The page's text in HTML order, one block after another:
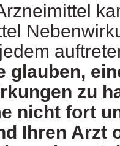
glauben,
zu
nicht fort
Ihren Arzt